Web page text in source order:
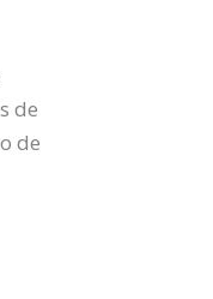
de
de